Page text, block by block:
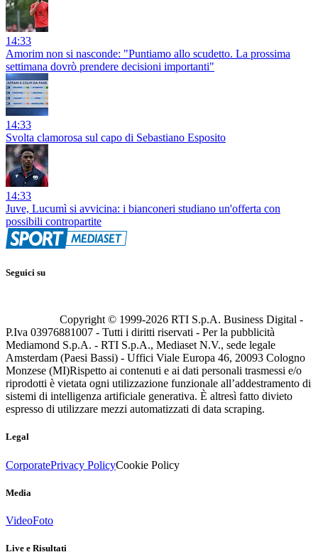
14:33
Amorim non si nasconde: "Puntiamo allo scudetto. La prossima
settimana dovrò prendere decisioni importanti"
14:33
Svolta clamorosa sul capo di Sebastiano Esposito
14:33
Juve, Lucumì si avvicina: i bianconeri studiano un'offerta con
possibili contropartite
Seguici su
Copyright © 1999-2026 RTI S.p.A. Business Digital -
P.Iva 03976881007 - Tutti i diritti riservati - Per la pubblicità
Mediamond S.p.A. - RTI S.p.A., Mediaset N.V., sede legale
Amsterdam (Paesi Bassi) - Uffici Viale Europa 46, 20093 Cologno
Monzese (MI)Rispetto ai contenuti e ai dati personali trasmessi e/o
riprodotti è vietata ogni utilizzazione funzionale all’addestramento di
sistemi di intelligenza artificiale generativa. È altresì fatto divieto
espresso di utilizzare mezzi automatizzati di data scraping.
Legal
CorporatePrivacy PolicyCookie Policy
Media
VideoFoto
Live e Risultati